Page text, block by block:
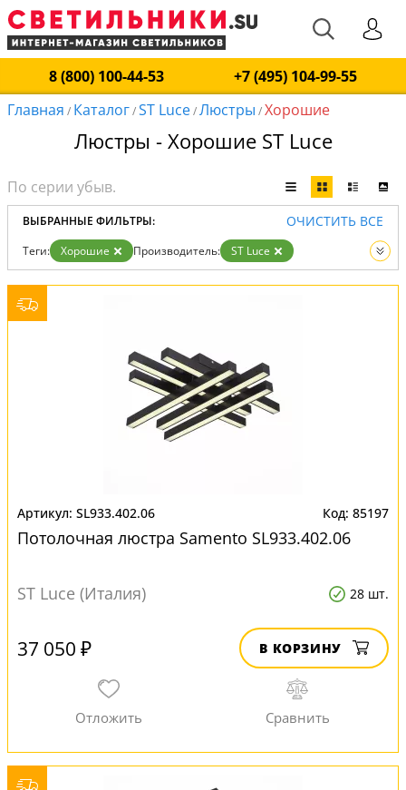
8 (800) 100-44-53
+7 (495) 104-99-55
Главная / Каталог/ST Luce/Люстры /Хорошие
Люстры - Хорошие ST Luce
ВЫБРАННЫЕ ФИЛЬТРЫ: ОЧИСТИТЬ ВСЕ
Теги: Хорошие Производитель:
ST Luce
Вид:
Люстры
SL933.402.06 85197
Потолочная люстра Samento SL933.402.06
ST Luce (Италия) 28 шт.
37 050 ₽ В КОРЗИНУ